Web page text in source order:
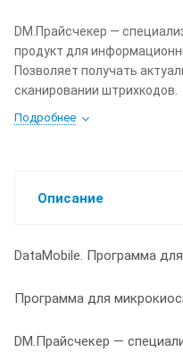
DM.Прайсчекер —
продукт для
Позволяет получать
сканировании штрихкодов.
Подробнее
Описание
DataMobile. Программа
Программа для
DM.Прайсчекер —